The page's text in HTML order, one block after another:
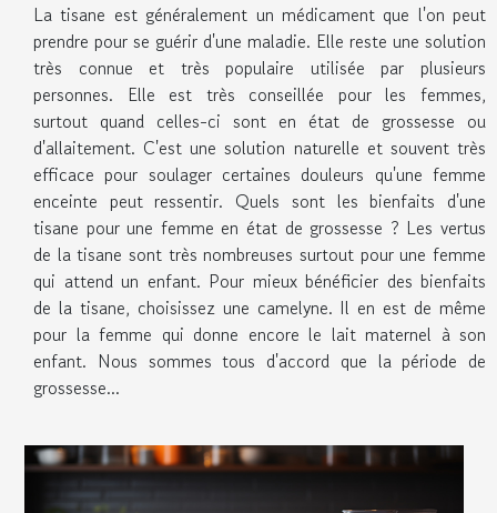
La tisane est généralement un médicament que l'on peut
prendre pour se guérir d'une maladie. Elle reste une solution
très connue et très populaire utilisée par plusieurs
personnes. Elle est très conseillée pour les femmes,
surtout quand celles-ci sont en état de grossesse ou
d'allaitement. C'est une solution naturelle et souvent très
efficace pour soulager certaines douleurs qu'une femme
enceinte peut ressentir. Quels sont les bienfaits d'une
tisane pour une femme en état de grossesse ? Les vertus
de la tisane sont très nombreuses surtout pour une femme
qui attend un enfant. Pour mieux bénéficier des bienfaits
de la tisane, choisissez une camelyne. Il en est de même
pour la femme qui donne encore le lait maternel à son
enfant. Nous sommes tous d'accord que la période de
grossesse...